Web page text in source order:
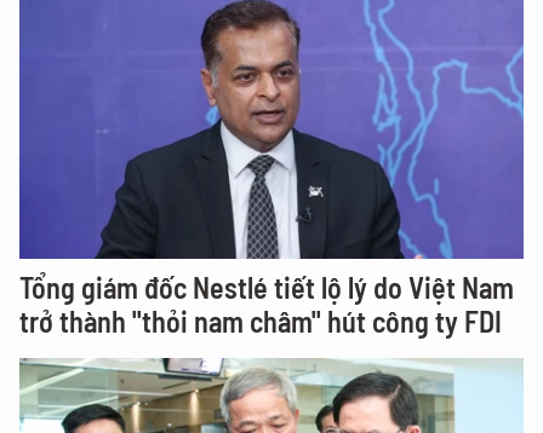
Tổng giám đốc Nestlé tiết lộ lý do Việt Nam
trở thành "thỏi nam châm" hút công ty FDI